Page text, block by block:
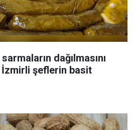
dağılmasını
şeflerin basit